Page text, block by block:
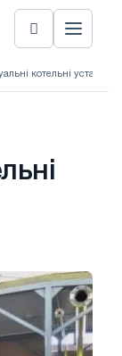
котельні установки